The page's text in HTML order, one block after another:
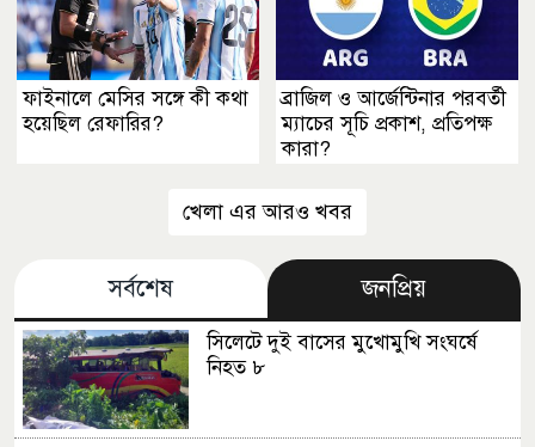
ফাইনালে মেসির সঙ্গে কী কথা
হয়েছিল রেফারির?
ব্রাজিল ও আর্জেন্টিনার পরবর্তী
ম্যাচের সূচি প্রকাশ, প্রতিপক্ষ
কারা?
খেলা এর আরও খবর
সর্বশেষ জনপ্রিয়
সিলেটে দুই বাসের মুখোমুখি সংঘর্ষে
নিহত ৮